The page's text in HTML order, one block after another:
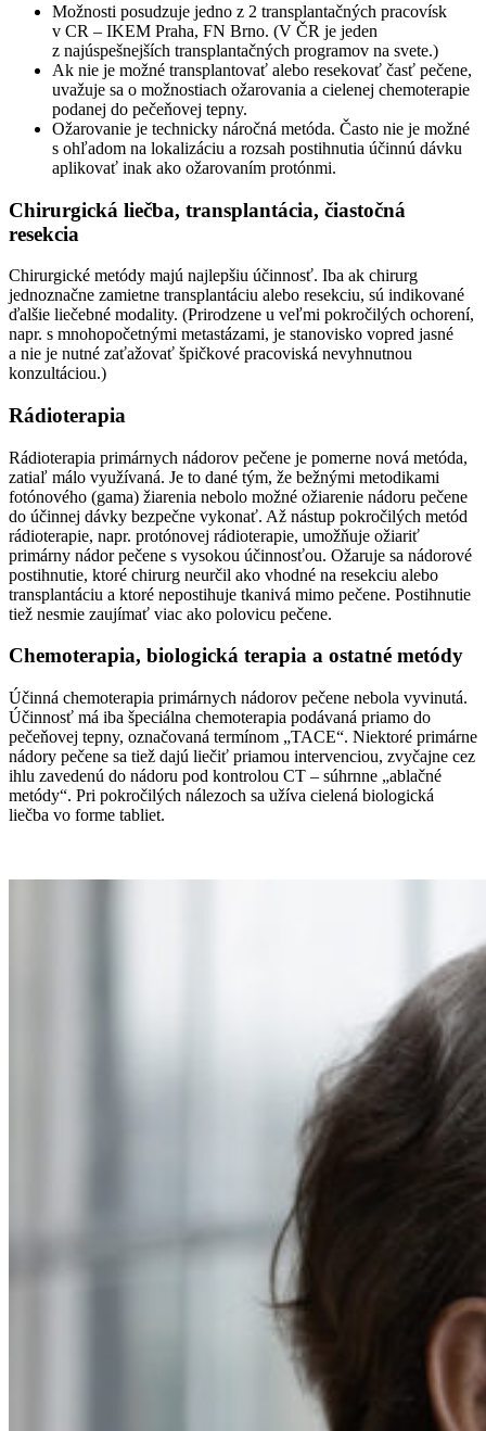
Možnosti posudzuje jedno z 2 transplantačných pracovísk
v CR – IKEM Praha, FN Brno. (V ČR je jeden
z najúspešnejších transplantačných programov na svete.)
Ak nie je možné transplantovať alebo resekovať časť pečene,
uvažuje sa o možnostiach ožarovania a cielenej chemoterapie
podanej do pečeňovej tepny.
Ožarovanie je technicky náročná metóda. Často nie je možné
s ohľadom na lokalizáciu a rozsah postihnutia účinnú dávku
aplikovať inak ako ožarovaním protónmi.
Chirurgická liečba, transplantácia, čiastočná
resekcia
Chirurgické metódy majú najlepšiu účinnosť. Iba ak chirurg
jednoznačne zamietne transplantáciu alebo resekciu, sú indikované
ďalšie liečebné modality. (Prirodzene u veľmi pokročilých ochorení,
napr. s mnohopočetnými metastázami, je stanovisko vopred jasné
a nie je nutné zaťažovať špičkové pracoviská nevyhnutnou
konzultáciou.)
Rádioterapia
Rádioterapia primárnych nádorov pečene je pomerne nová metóda,
zatiaľ málo využívaná. Je to dané tým, že bežnými metodikami
fotónového (gama) žiarenia nebolo možné ožiarenie nádoru pečene
do účinnej dávky bezpečne vykonať. Až nástup pokročilých metód
rádioterapie, napr. protónovej rádioterapie, umožňuje ožiariť
primárny nádor pečene s vysokou účinnosťou. Ožaruje sa nádorové
postihnutie, ktoré chirurg neurčil ako vhodné na resekciu alebo
transplantáciu a ktoré nepostihuje tkanivá mimo pečene. Postihnutie
tiež nesmie zaujímať viac ako polovicu pečene.
Chemoterapia, biologická terapia a ostatné metódy
Účinná chemoterapia primárnych nádorov pečene nebola vyvinutá.
Účinnosť má iba špeciálna chemoterapia podávaná priamo do
pečeňovej tepny, označovaná termínom „TACE“. Niektoré primárne
nádory pečene sa tiež dajú liečiť priamou intervenciou, zvyčajne cez
ihlu zavedenú do nádoru pod kontrolou CT – súhrnne „ablačné
metódy“. Pri pokročilých nálezoch sa užíva cielená biologická
liečba vo forme tabliet.